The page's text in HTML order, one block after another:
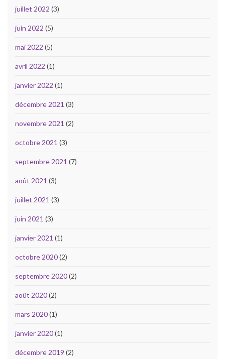
juillet 2022 (3)
juin 2022 (5)
mai 2022 (5)
avril 2022 (1)
janvier 2022 (1)
décembre 2021 (3)
novembre 2021 (2)
octobre 2021 (3)
septembre 2021 (7)
août 2021 (3)
juillet 2021 (3)
juin 2021 (3)
janvier 2021 (1)
octobre 2020(2)
septembre 2020(2)
août 2020(2)
mars 2020(1)
janvier 2020(1)
décembre 2019 (2)